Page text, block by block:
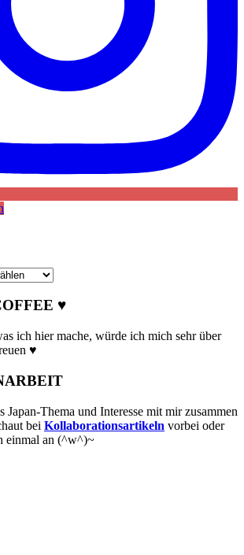
♥
ich hier mache, würde ich mich sehr über
♥
Japan-Thema und Interesse mit mir zusammen
bei Kollaborationsartikeln vorbei oder
einmal an (^w^)~